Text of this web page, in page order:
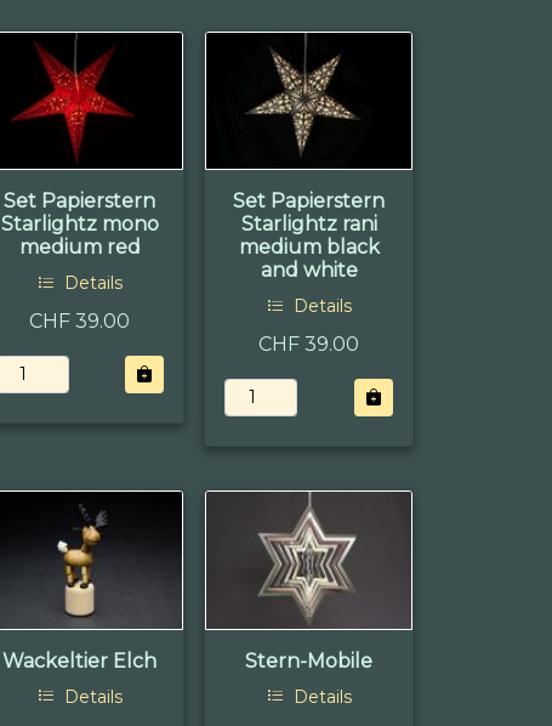
Set Papierstern
Starlightz mono
medium red
Details
CHF 39.00
Set Papierstern
Starlightz rani
medium black
and white
Details
CHF 39.00
Wackeltier Elch
Details
Stern-Mobile
Details